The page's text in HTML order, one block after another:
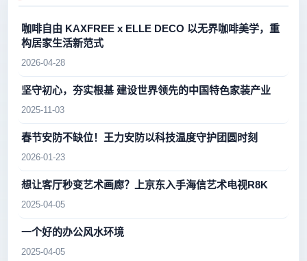
咖啡自由 KAXFREE x ELLE DECO 以无界咖啡美学，重
构居家生活新范式
2026-04-28
坚守初心，夯实根基 建设世界领先的中国特色家装产业
2025-11-03
春节安防不缺位！王力安防以科技温度守护团圆时刻
2026-01-23
想让客厅秒变艺术画廊？上京东入手海信艺术电视R8K
2025-04-05
一个好的办公风水环境
2025-04-05